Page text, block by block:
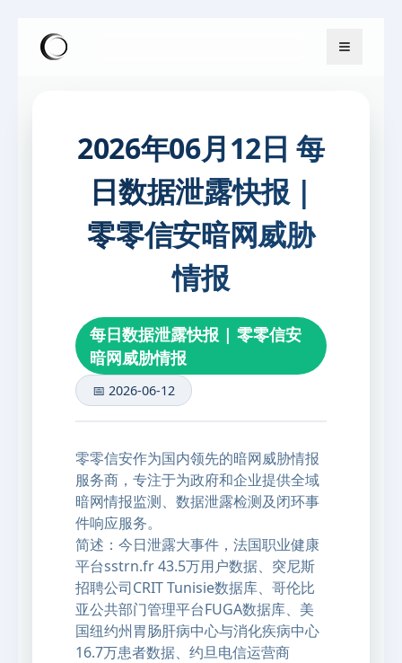
2026年06月12日 每
日数据泄露快报 |
零零信安暗网威胁
情报
每日数据泄露快报 | 零零信安
暗网威胁情报
📅 2026-06-12
零零信安作为国内领先的暗网威胁情报
服务商，专注于为政府和企业提供全域
暗网情报监测、数据泄露检测及闭环事
件响应服务。
简述：今日泄露大事件，法国职业健康
平台sstrn.fr 43.5万用户数据、突尼斯
招聘公司CRIT Tunisie数据库、哥伦比
亚公共部门管理平台FUGA数据库、美
国纽约州胃肠肝病中心与消化疾病中心
16.7万患者数据、约旦电信运营商